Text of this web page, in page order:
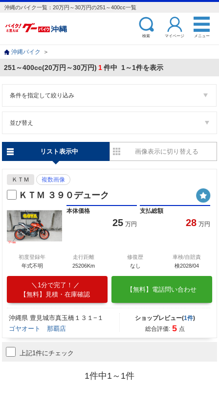
沖縄のバイク一覧：20万円～30万円の251～400cc一覧
検索 マイページ メニュー
沖縄バイク ＞
251～400cc(20万円～30万円) 1件中 1～1件を表示
条件を指定して絞り込み
並び替え
リスト表示中 画像表示に切り替える
ＫＴＭ 複数画像
ＫＴＭ ３９０デューク
本体価格
25 万円
支払総額
28 万円
初度登録年
年式不明
走行距離
25206Km
修復歴
なし
車検/自賠責
検2028/04
1分で完了！
【無料】見積・在庫確認
【無料】電話問い合わせ
沖縄県 豊見城市真玉橋１３１−１
ゴヤオート 那覇店
ショップレビュー(1件)
総合評価: 5 点
上記1件にチェック
1件中1～1件